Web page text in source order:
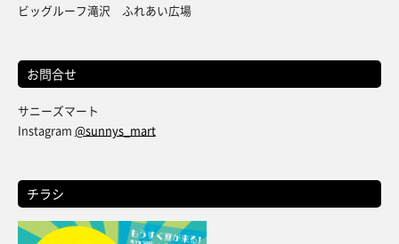
ビッグルーフ滝沢 ふれあい広場
お問合せ
サニーズマート
Instagram @sunnys_mart
チラシ